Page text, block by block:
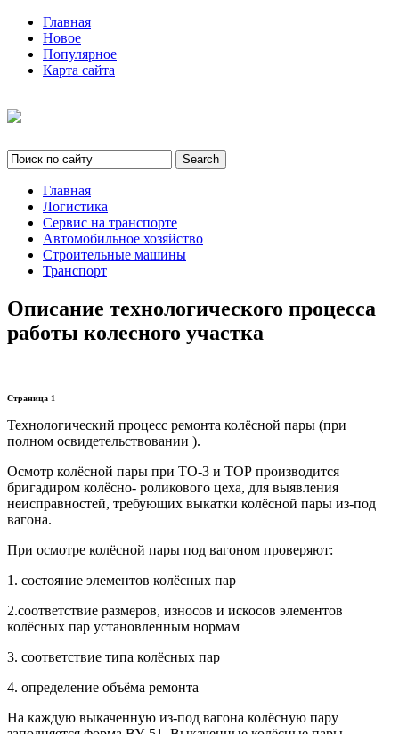
Главная
Новое
Популярное
Карта сайта
Главная
Логистика
Сервис на транспорте
Автомобильное хозяйство
Строительные машины
Транспорт
Описание технологического процесса
работы колесного участка
Страница 1
Технологический процесс ремонта колёсной пары (при
полном освидетельствовании ).
Осмотр колёсной пары при ТО-3 и ТОР производится
бригадиром колёсно- роликового цеха, для выявления
неисправностей, требующих выкатки колёсной пары из-под
вагона.
При осмотре колёсной пары под вагоном проверяют:
1. состояние элементов колёсных пар
2.соответствие размеров, износов и искосов элементов
колёсных пар установленным нормам
3. соответствие типа колёсных пар
4. определение объёма ремонта
На каждую выкаченную из-под вагона колёсную пару